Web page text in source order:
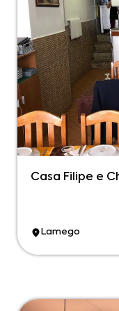
Casa Filipe e
Lamego